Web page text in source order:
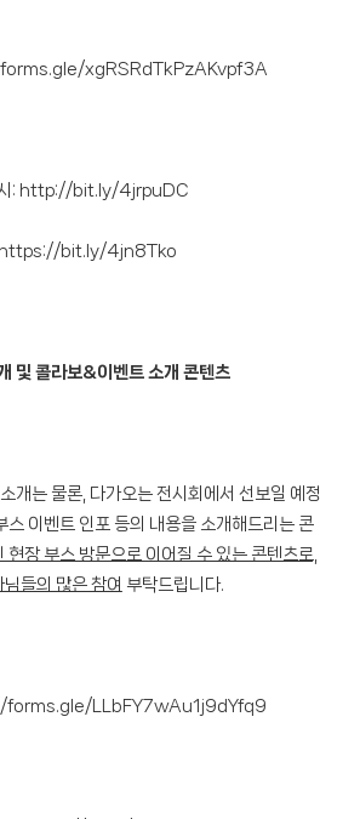
xgRSRdTkPzAKvpf3A
: http://bit.ly/4jrpuDC
https://bit.ly/4jn8Tko
및 콜라보&이벤트 소개 콘텐츠
개는 물론, 다가오는 전시회에서 선보일 예정
스 이벤트 인포 등의 내용을 소개해드리는 콘
현장 부스 방문으로 이어질 수 있는 콘텐츠로,
들의 많은 참여 부탁드립니다.
LLbFY7wAu1j9dYfq9